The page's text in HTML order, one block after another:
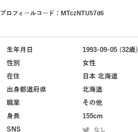
プロフィールコード： MTczNTU57d6
生年月日
1993-09-05 (32歳)
性別
女性
在住
日本 北海道
出身都道府県
北海道
職業
その他
身長
155cm
SNS
なし